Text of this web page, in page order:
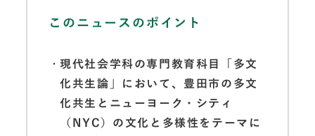
このニュースのポイント
現代社会学科の専門教育科目「多文
化共生論」において、豊田市の多文
化共生とニューヨーク・シティ
（NYC）の文化と多様性をテーマに